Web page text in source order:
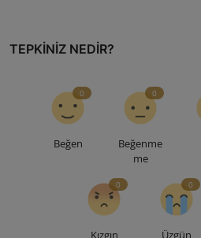
TEPKINIZ NEDIR?
Beğen
0
Beğenme
me
0
Kızgın
0
Üzgün
0